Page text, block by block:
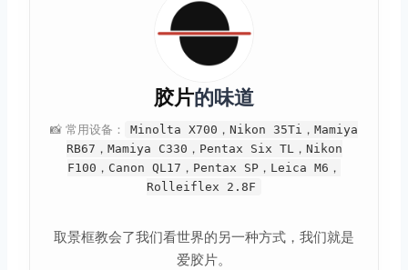
胶片的味道
📸 常用设备：
Minolta X700，Nikon 35Ti，Mamiya
RB67，Mamiya C330，Pentax Six TL，Nikon
F100，Canon QL17，Pentax SP，Leica M6，
Rolleiflex 2.8F
取景框教会了我们看世界的另一种方式，我们就是
爱胶片。